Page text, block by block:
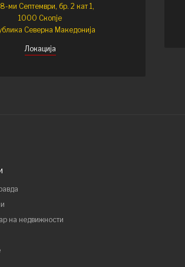
ми Септември, бр. 2 кат 1,
1000 Скопје
Северна Македонија
Локација
на недвижности